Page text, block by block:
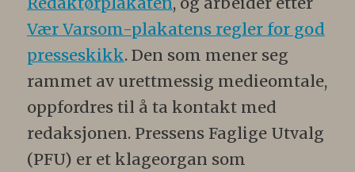
Vær Varsom-plakatens regler for god
presseskikk. Den som mener seg
rammet av urettmessig medieomtale,
oppfordres til å ta kontakt med
redaksjonen. Pressens Faglige Utvalg
(PFU) er et klageorgan som